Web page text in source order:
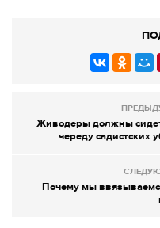
Живодеры должны
череду садистских
Почему мы